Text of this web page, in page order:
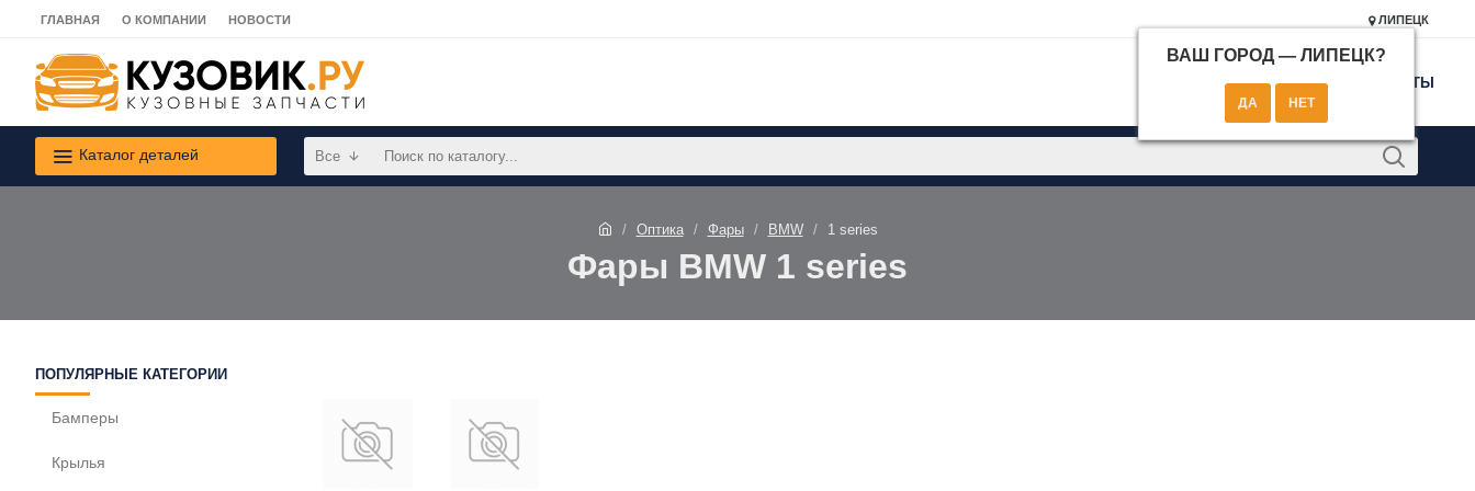
ГЛАВНАЯ О КОМПАНИИ НОВОСТИ ЛИПЕЦК
ВАШ ГОРОД — ЛИПЕЦК?
КОНТАКТЫ
Каталог деталей Все
Оптика Фары BMW 1 series
Фары BMW 1 series
ПОПУЛЯРНЫЕ КАТЕГОРИИ
Бамперы
Крылья